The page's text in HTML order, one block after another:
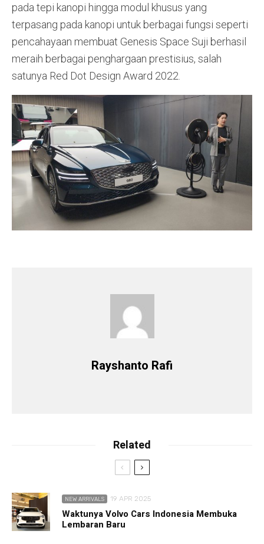
pada tepi kanopi hingga modul khusus yang
terpasang pada kanopi untuk berbagai fungsi seperti
pencahayaan membuat Genesis Space Suji berhasil
meraih berbagai penghargaan prestisius, salah
satunya Red Dot Design Award 2022.
Rayshanto Rafi
Related
NEW ARRIVALS 19 APR 2025
Waktunya Volvo Cars Indonesia Membuka
Lembaran Baru